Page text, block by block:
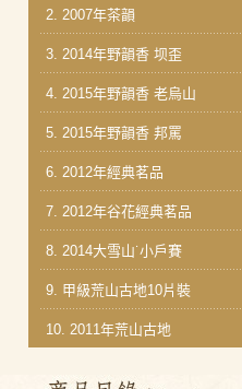
2. 2007年茶韻
3. 2014年野韻香 坝歪
4. 2015年野韻香 老烏山
5. 2015年野韻香 邦罵
6. 2012年經典茗品
7. 2012年谷花經典茗品
8. 2014大雪山˙小戶賽
9. 甲級荒山古地10片裝
10. 2011年荒山古地